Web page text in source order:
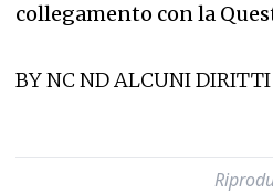
collegamento con la
BY NC ND ALCUNI DIRITTI